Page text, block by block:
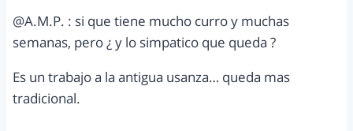
@A.M.P. : si que tiene mucho curro y muchas
semanas, pero ¿ y lo simpatico que queda ?
Es un trabajo a la antigua usanza… queda mas
tradicional.